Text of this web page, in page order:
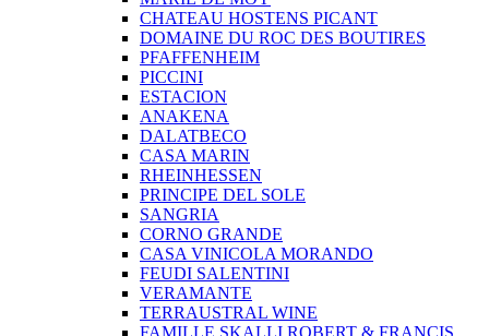
CHATEAU HOSTENS PICANT
DOMAINE DU ROC DES BOUTIRES
PFAFFENHEIM
PICCINI
ESTACION
ANAKENA
DALATBECO
CASA MARIN
RHEINHESSEN
PRINCIPE DEL SOLE
SANGRIA
CORNO GRANDE
CASA VINICOLA MORANDO
FEUDI SALENTINI
VERAMANTE
TERRAUSTRAL WINE
FAMILLE SKALLI ROBERT & FRANCIS